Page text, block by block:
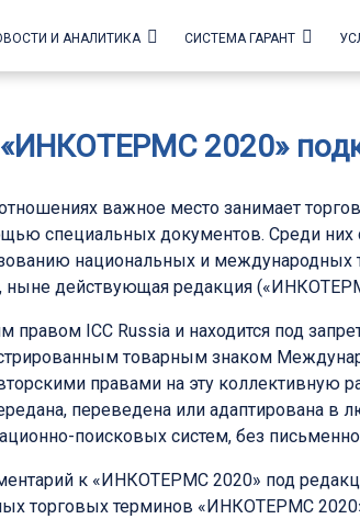
И АНАЛИТИКА СИСТЕМА ГАРАНТ
2020»
важное место занимает
специальных документов. Среди
национальных и
действующая редакция
ICC Russia и находится под
товарным знаком
правами на эту коллективную
переведена или адаптирована
поисковых систем, без
к «ИНКОТЕРМС 2020» под
торговых терминов «ИНКОТЕРМС